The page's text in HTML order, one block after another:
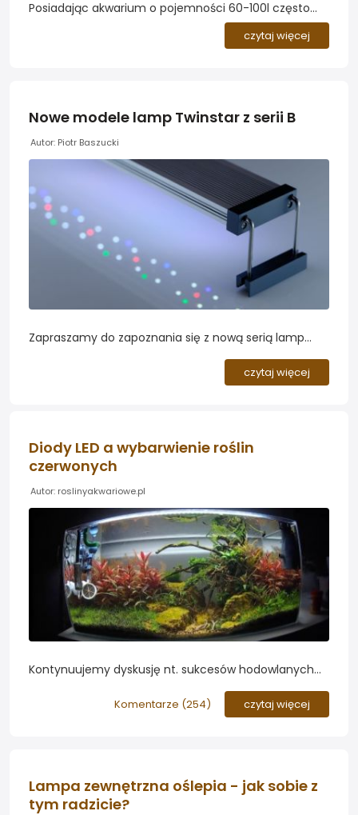
Posiadając akwarium o pojemności 60-100l często
stajemy przed problemem wyboru lampy
oświetleniowej. Wybrać model z diodami LED czy na
czytaj więcej
Nowe modele lamp Twinstar z serii B
Autor: Piotr Baszucki
Zapraszamy do zapoznania się z nową serią lamp
naturalne wybarwienie zieleni w akwarium...czytaj więcej
Diody LED a wybarwienie roślin
czerwonych
Autor: roslinyakwariowe.pl
Kontynuujemy dyskusję nt. sukcesów hodowlanych
LED. Czy nowoczesne oświetlenie diodowe sprosta
wymaganiom akwarystów - czy nadaje się jeszcze
Komentarze (254) czytaj więcej
Lampa zewnętrzna oślepia - jak sobie z
tym radzicie?